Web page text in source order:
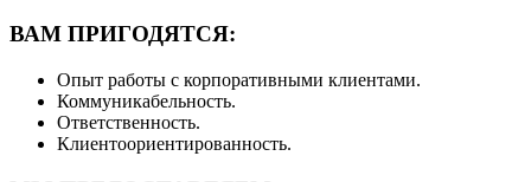
ВАМ ПРИГОДЯТСЯ:
Опыт работы с корпоративными клиентами.
Коммуникабельность.
Ответственность.
Клиентоориентированность.